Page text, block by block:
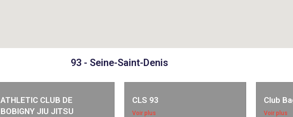
93 - Seine-Saint-Denis
ATHLETIC CLUB DE
BOBIGNY JIU JITSU
CLS 93
Voir plus
Club
Voir plus